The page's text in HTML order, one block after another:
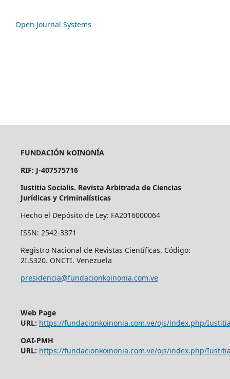
Open Journal Systems
FUNDACIÓN kOINONÍA
RIF: J-407575716
Iustitia Socialis. Revista Arbitrada de Ciencias
Jurídicas y Criminalísticas
Hecho el Depósito de Ley: FA2016000064
ISSN: 2542-3371
Registro Nacional de Revistas Científicas. Código:
2I.S320. ONCTI. Venezuela
presidencia@fundacionkoinonia.com.ve
Web Page
URL: https://fundacionkoinonia.com.ve/ojs/index.php/
OAI-PMH
URL: https://fundacionkoinonia.com.ve/ojs/index.php/